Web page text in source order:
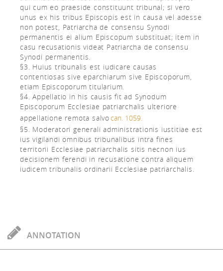
qui cum eo praeside constituunt tribunal; si vero
unus ex his tribus Episcopis est in causa vel adesse
non potest, Patriarcha de consensu Synodi
permanentis ei alium Episcopum substituat; item in
casu recusationis videat Patriarcha de consensu
Synodi permanentis.
§3. Huius tribunalis est iudicare causas
contentiosas sive eparchiarum sive Episcoporum,
etiam Episcoporum titularium.
§4. Appellatio in his causis fit ad Synodum
Episcoporum Ecclesiae patriarchalis ulteriore
appellatione remota salvocan. 1059.
§5. Moderatori generali administrationis iustitiae est
ius vigilandi omnibus tribunalibus intra fines
territorii Ecclesiae patriarchalis sitis necnon ius
decisionem ferendi in recusatione contra aliquem
iudicem tribunalis ordinarii Ecclesiae patriarchalis.
ANNOTATION